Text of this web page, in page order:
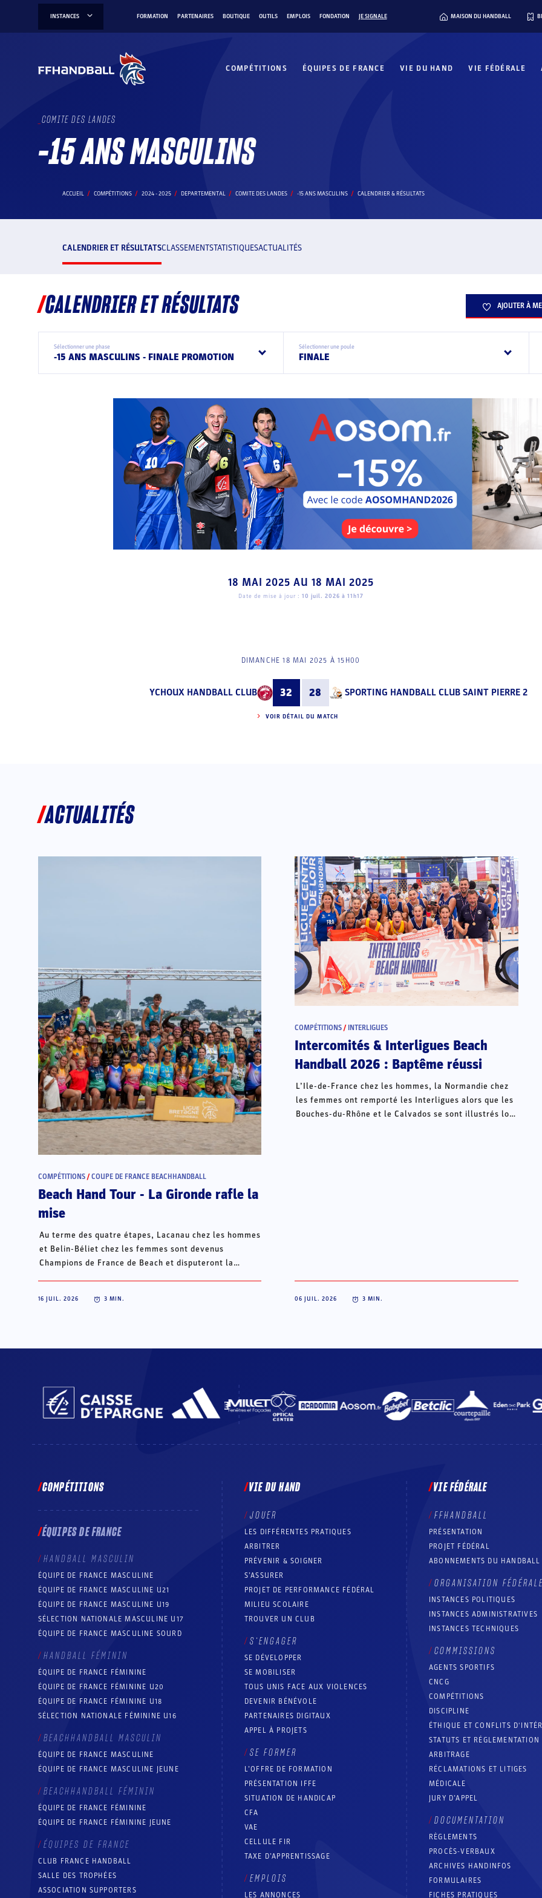
INSTANCES FORMATION PARTENAIRES BOUTIQUE OUTILS EMPLOIS FONDATION JE SIGNALE MAISON DU HANDBALL
COMPÉTITIONS ÉQUIPES DE FRANCE VIE DU HAND VIE FÉDÉRALE
COMITE DES LANDES
-15 ANS MASCULINS
ACCUEIL COMPÉTITIONS 2024 - 2025 DEPARTEMENTAL COMITE DES LANDES -15 ANS MASCULINS CALENDRIER & RÉSULTATS
CALENDRIER ET RÉSULTATSCLASSEMENTSTATISTIQUESACTUALITÉS
CALENDRIER ET RÉSULTATS AJOUTER À
Sélectionner une phase
-15 ANS MASCULINS - FINALE PROMOTION
Sélectionner une poule
FINALE
18 MAI 2025 AU 18 MAI 2025
Date de mise à jour : 10 juil. 2026 à 11h17
DIMANCHE 18 MAI 2025 À 15H00
YCHOUX HANDBALL CLUB 32 28 SPORTING HANDBALL CLUB SAINT PIERRE 2
VOIR DÉTAIL DU MATCH
ACTUALITÉS
COMPÉTITIONS /COUPE DE FRANCE BEACHHANDBALL
Beach Hand Tour - La Gironde rafle la
mise
Au terme des quatre étapes, Lacanau chez les hommes
et Belin-Béliet chez les femmes sont devenus
Champions de France de Beach et disputeront la
16 JUIL. 2026 3 MIN.
COMPÉTITIONS / INTERLIGUES
Intercomités & Interligues Beach
Handball 2026 : Baptême réussi
L’Ile-de-France chez les hommes, la Normandie chez
les femmes ont remporté les Interligues alors que les
Bouches-du-Rhône et le Calvados se sont illustrés lors
06 JUIL. 2026 3 MIN.
COMPÉTITIONS
ÉQUIPES DE FRANCE
HANDBALL MASCULIN
ÉQUIPE DE FRANCE MASCULINE
ÉQUIPE DE FRANCE MASCULINE U21
ÉQUIPE DE FRANCE MASCULINE U19
SÉLECTION NATIONALE MASCULINE U17
ÉQUIPE DE FRANCE MASCULINE SOURD
HANDBALL FÉMININ
ÉQUIPE DE FRANCE FÉMININE
ÉQUIPE DE FRANCE FÉMININE U20
ÉQUIPE DE FRANCE FÉMININE U18
SÉLECTION NATIONALE FÉMININE U16
BEACHHANDBALL MASCULIN
ÉQUIPE DE FRANCE MASCULINE
ÉQUIPE DE FRANCE MASCULINE JEUNE
BEACHHANDBALL FÉMININ
ÉQUIPE DE FRANCE FÉMININE
ÉQUIPE DE FRANCE FÉMININE JEUNE
ÉQUIPES DE FRANCE
CLUB FRANCE HANDBALL
SALLE DES TROPHÉES
ASSOCIATION SUPPORTERS
VIE DU HAND
JOUER
LES DIFFÉRENTES PRATIQUES
ARBITRER
PRÉVENIR & SOIGNER
S’ASSURER
PROJET DE PERFORMANCE FÉDÉRAL
MILIEU SCOLAIRE
TROUVER UN CLUB
S’ENGAGER
SE DÉVELOPPER
SE MOBILISER
TOUS UNIS FACE AUX VIOLENCES
DEVENIR BÉNÉVOLE
PARTENAIRES DIGITAUX
APPEL À PROJETS
SE FORMER
L’OFFRE DE FORMATION
PRÉSENTATION IFFE
SITUATION DE HANDICAP
CFA
VAE
CELLULE FIR
TAXE D’APPRENTISSAGE
EMPLOIS
LES ANNONCES
VIE FÉDÉRALE
FFHANDBALL
PRÉSENTATION
PROJET FÉDÉRAL
ABONNEMENTS DU HANDBALL
ORGANISATION FÉDÉRALE
INSTANCES POLITIQUES
INSTANCES ADMINISTRATIVES
INSTANCES TECHNIQUES
COMMISSIONS
AGENTS SPORTIFS
CNCG
COMPÉTITIONS
DISCIPLINE
ÉTHIQUE ET CONFLITS
STATUTS ET RÉGLEMENTATION
ARBITRAGE
RÉCLAMATIONS ET LITIGES
MÉDICALE
JURY D’APPEL
DOCUMENTATION
RÈGLEMENTS
PROCÈS-VERBAUX
ARCHIVES HANDINFOS
FORMULAIRES
FICHES PRATIQUES